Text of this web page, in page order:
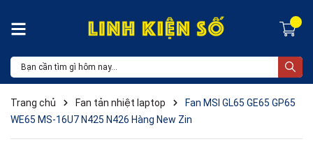
Trang chủ Fan tản nhiệt laptop
Fan MSI GL65 GE65 GP65
WE65 MS-16U7 N425 N426 Hàng New Zin